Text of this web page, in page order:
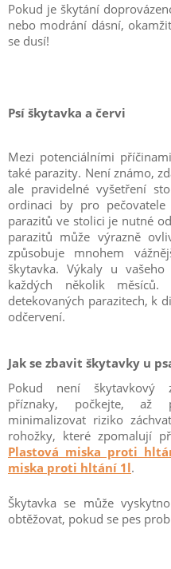
Pokud je škytání
nebo modrání dásní,
se dusí!
Psí škytavka a červi
Mezi potenciálními
také parazity. Není známo,
ale pravidelné vyšetření
ordinaci by pro
parazitů ve stolici je nutné
parazitů může výrazně
způsobuje mnohem
škytavka. Výkaly u
každých několik
detekovaných parazitech, k
odčervení.
Jak se zbavit škytavky u
Pokud není škytavkový
příznaky, počkejte, až
minimalizovat riziko
rohožky, které zpomalují
Plastová miska proti
miska proti hltání 1l.
Škytavka se může
obtěžovat, pokud se pes